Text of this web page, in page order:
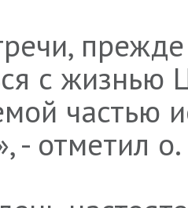
с жизнью
частью
- отметил